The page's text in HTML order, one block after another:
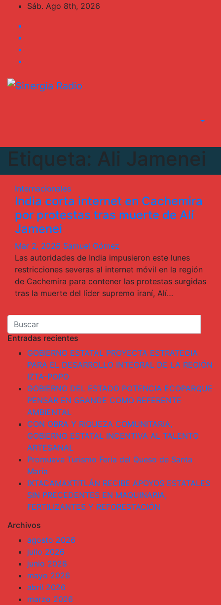
Saltar
contenido
Sáb. Ago 8th, 2026
Etiqueta: Ali Jamenei
Internacionales
India corta internet en Cachemira
por protestas tras muerte de Alí
Jamenei
Mar 2, 2026 Samuel Gómez
Las autoridades de India impusieron este lunes
restricciones severas al internet móvil en la región
de Cachemira para contener las protestas surgidas
tras la muerte del líder supremo iraní, Alí…
Entradas recientes
GOBIERNO ESTATAL PROYECTA ESTRATEGIA
PARA EL DESARROLLO INTEGRAL DE LA REGIÓN
IZTA-POPO
GOBIERNO DEL ESTADO POTENCIA ECOPARQUE
PENSAR EN GRANDE COMO REFERENTE
AMBIENTAL
CON OBRA Y RIQUEZA COMUNITARIA,
GOBIERNO ESTATAL INCENTIVA AL TALENTO
ARTESANAL
Promueve Turismo Feria del Queso de Santa
María
IXTACAMAXTITLÁN RECIBE APOYOS ESTATALES
SIN PRECEDENTES EN MAQUINARIA,
FERTILIZANTES Y REFORESTACIÓN
Archivos
agosto 2026
julio 2026
junio 2026
mayo 2026
abril 2026
marzo 2026